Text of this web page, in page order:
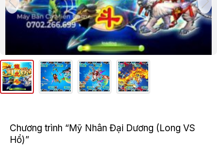
Chương trình “Mỹ Nhân Đại Dương (Long VS
Hổ)”